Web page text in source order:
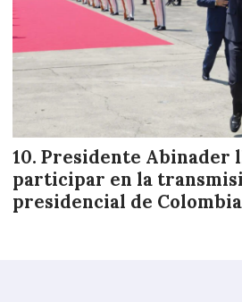
Presidente Abinader
participar en la
presidencial de Colombia